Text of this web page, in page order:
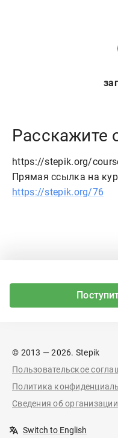
Расскажите
https://stepik.org/
Прямая ссылка на
https://stepik.org/76
© 2013 — 2026. Stepik
Пользовательское
Политика
Сведения об организации
Switch to English